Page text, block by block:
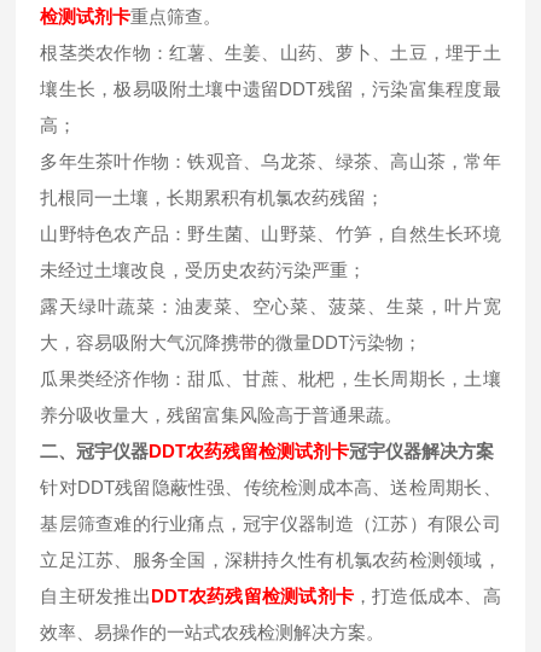
检测试剂卡重点筛查。
根茎类农作物：红薯、生姜、山药、萝卜、土豆，埋于土
壤生长，极易吸附土壤中遗留DDT残留，污染富集程度最
高；
多年生茶叶作物：铁观音、乌龙茶、绿茶、高山茶，常年
扎根同一土壤，长期累积有机氯农药残留；
山野特色农产品：野生菌、山野菜、竹笋，自然生长环境
未经过土壤改良，受历史农药污染严重；
露天绿叶蔬菜：油麦菜、空心菜、菠菜、生菜，叶片宽
大，容易吸附大气沉降携带的微量DDT污染物；
瓜果类经济作物：甜瓜、甘蔗、枇杷，生长周期长，土壤
养分吸收量大，残留富集风险高于普通果蔬。
二、冠宇仪器DDT农药残留检测试剂卡冠宇仪器解决方案
针对DDT残留隐蔽性强、传统检测成本高、送检周期长、
基层筛查难的行业痛点，冠宇仪器制造（江苏）有限公司
立足江苏、服务全国，深耕持久性有机氯农药检测领域，
自主研发推出DDT农药残留检测试剂卡 ，打造低成本、高
效率、易操作的一站式农残检测解决方案。